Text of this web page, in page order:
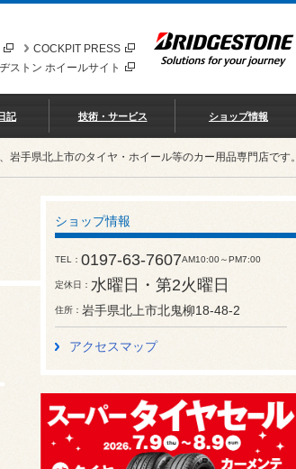
COCKPIT PRESS
ストン ホイールサイト
記 技術・サービス ショップ情報
岩手県北上市のタイヤ・ホイール等のカー用品専門店です。
ショップ情報
TEL 0197-63-7607AM10:00～PM7:00
定休日 水曜日・第2火曜日
住所 岩手県北上市北鬼柳18-48-2
アクセスマップ